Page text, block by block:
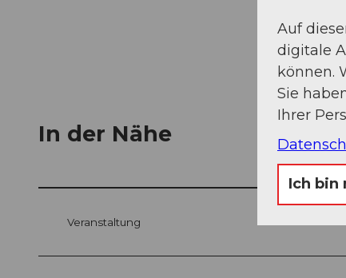
In der Nähe
Veranstaltung
Auf
digitale
können.
Sie
Ihrer
Ich bin